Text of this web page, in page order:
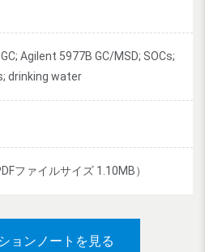
Agilent 5977B GC/MSD; SOCs;
drinking water
ファイルサイズ 1.10MB）
ョンノートを見る